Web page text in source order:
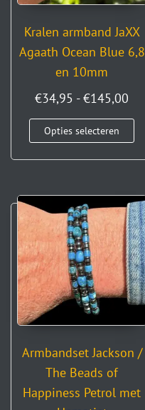
Kralen armband JaXX
Agaath Ocean Blue 6,8
en 10mm
€34,95 - €145,00
Opties selecteren
Armbandset Jackson /
The Beads of
Happiness Petrol met